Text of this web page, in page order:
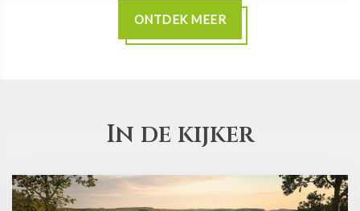
ONTDEK MEER
In de kijker